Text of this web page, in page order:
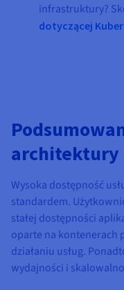
infrastruktury?
dotyczącej
architektury
Wysoka dostępność
standardem.
stałej dostępności
oparte na kontenerach
działaniu usług.
wydajności i